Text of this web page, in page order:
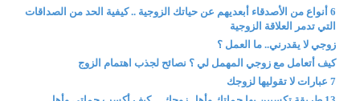
6 أنواع من الأصدقاء أبعديهم عن حياتك الزوجية .. كيفية الحد من الصداقات
التي تدمر العلاقة الزوجية
زوجي لا يقدرني.. ما العمل ؟
كيف أتعامل مع زوجي المهمل لي ؟ نصائح لجذب اهتمام الزوج
7 عبارات لا تقوليها لزوجك